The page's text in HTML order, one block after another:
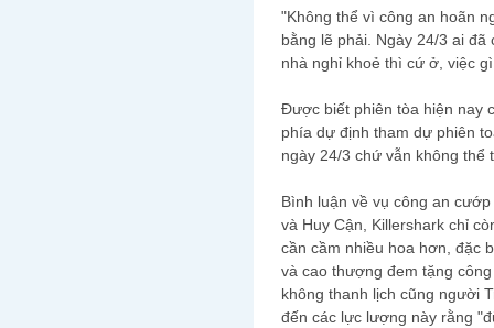
"Không thể vì công an hoãn
bằng lẽ phải. Ngày 24/3 ai
nhà nghỉ khoẻ thì cứ ở, việc
Được biết phiên tòa hiện nay
phía dự định tham dự phiên
ngày 24/3 chứ vẫn không
Bình luận về vụ công an
và Huy Cận, Killershark chỉ
cần cầm nhiều hoa hơn, đặc
và cao thượng đem tặng
không thanh lịch cũng người
đến các lực lượng này rằng